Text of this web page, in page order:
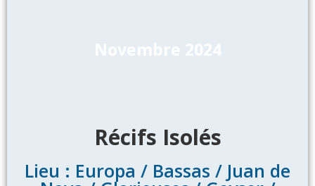
Novembre 2024
Récifs Isolés
Lieu : Europa / Bassas / Juan de